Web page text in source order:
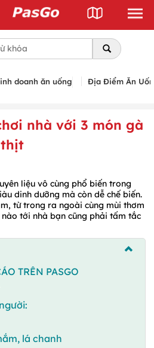
doanh ăn uống Địa Điểm Ăn
nhà với 3 món gà
liệu vô cùng phổ biến trong
dinh dưỡng mà còn dễ chế biến.
từ trong ra ngoài cùng mùi thơm
tới nhà bạn cũng phải tấm tắc
TRÊN PASGO
lá chanh